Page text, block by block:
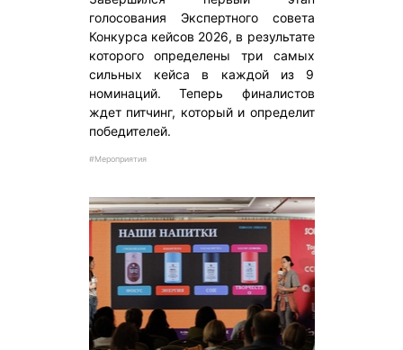
голосования Экспертного совета
Конкурса кейсов 2026, в результате
которого определены три самых
сильных кейса в каждой из 9
номинаций. Теперь финалистов
ждет питчинг, который и определит
победителей.
#Мероприятия